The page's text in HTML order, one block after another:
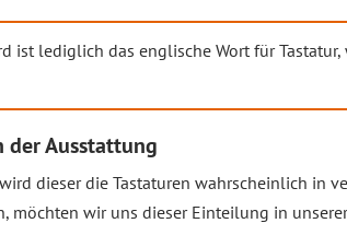
ist lediglich das englische Wort für
der Ausstattung
dieser die Tastaturen wahrscheinlich in
möchten wir uns dieser Einteilung in